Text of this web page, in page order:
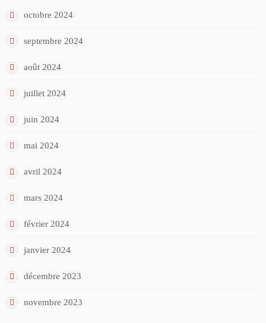
octobre 2024
septembre 2024
août 2024
juillet 2024
juin 2024
mai 2024
avril 2024
mars 2024
février 2024
janvier 2024
décembre 2023
novembre 2023